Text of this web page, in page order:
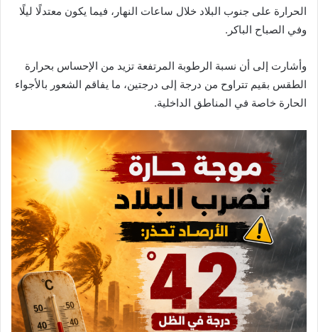
الحرارة على جنوب البلاد خلال ساعات النهار، فيما يكون معتدلًا ليلًا
وفي الصباح الباكر.
وأشارت إلى أن نسبة الرطوبة المرتفعة تزيد من الإحساس بحرارة
الطقس بقيم تتراوح من درجة إلى درجتين، ما يفاقم الشعور بالأجواء
الحارة خاصة في المناطق الداخلية.